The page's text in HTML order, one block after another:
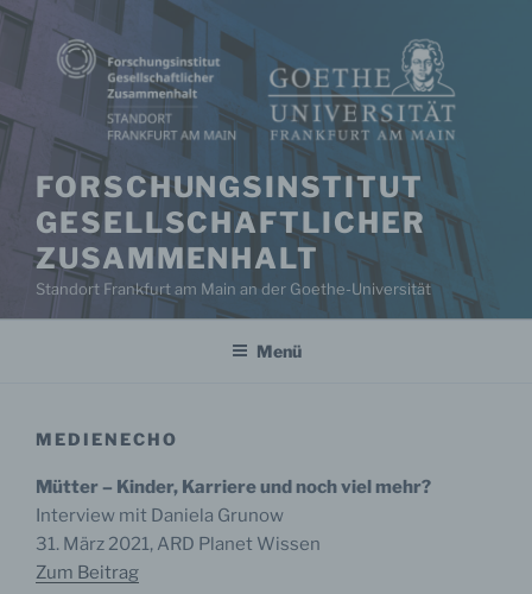
Zum
Inhalt
springen
FORSCHUNGSINSTITUT
GESELLSCHAFTLICHER
ZUSAMMENHALT
Standort Frankfurt am Main an der Goethe-Universität
Menü
MEDIENECHO
Mütter – Kinder, Karriere und noch viel mehr?
Interview mit Daniela Grunow
31. März 2021, ARD Planet Wissen
Zum Beitrag